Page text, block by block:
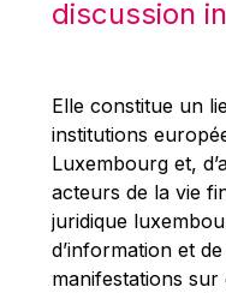
Michael
Michel
Mireille
Nobuo
Otmar
discussion
Elle constitue un
institutions
Luxembourg et,
acteurs de la vie
juridique
d’information et
manifestations sur